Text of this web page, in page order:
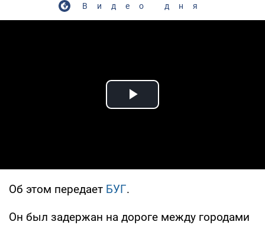
Видео дня
Play Video
Об этом передает БУГ.
Он был задержан на дороге между городами